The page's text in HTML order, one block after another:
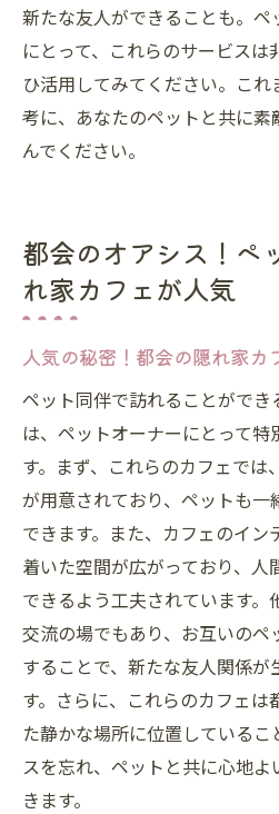
新たな友人ができることも。
にとって、これらのサービスは
ひ活用してみてください。こ
考に、あなたのペットと共に
んでください。
都会のオアシス！ペ
れ家カフェが人気
人気の秘密！都会の隠れ家カ
ペット同伴で訪れることができ
は、ペットオーナーにとって特
す。まず、これらのカフェでは
が用意されており、ペットも
できます。また、カフェのイン
着いた空間が広がっており、人
できるよう工夫されています。
交流の場でもあり、お互いのペ
することで、新たな友人関係が
す。さらに、これらのカフェ
た静かな場所に位置している
スを忘れ、ペットと共に心地
きます。